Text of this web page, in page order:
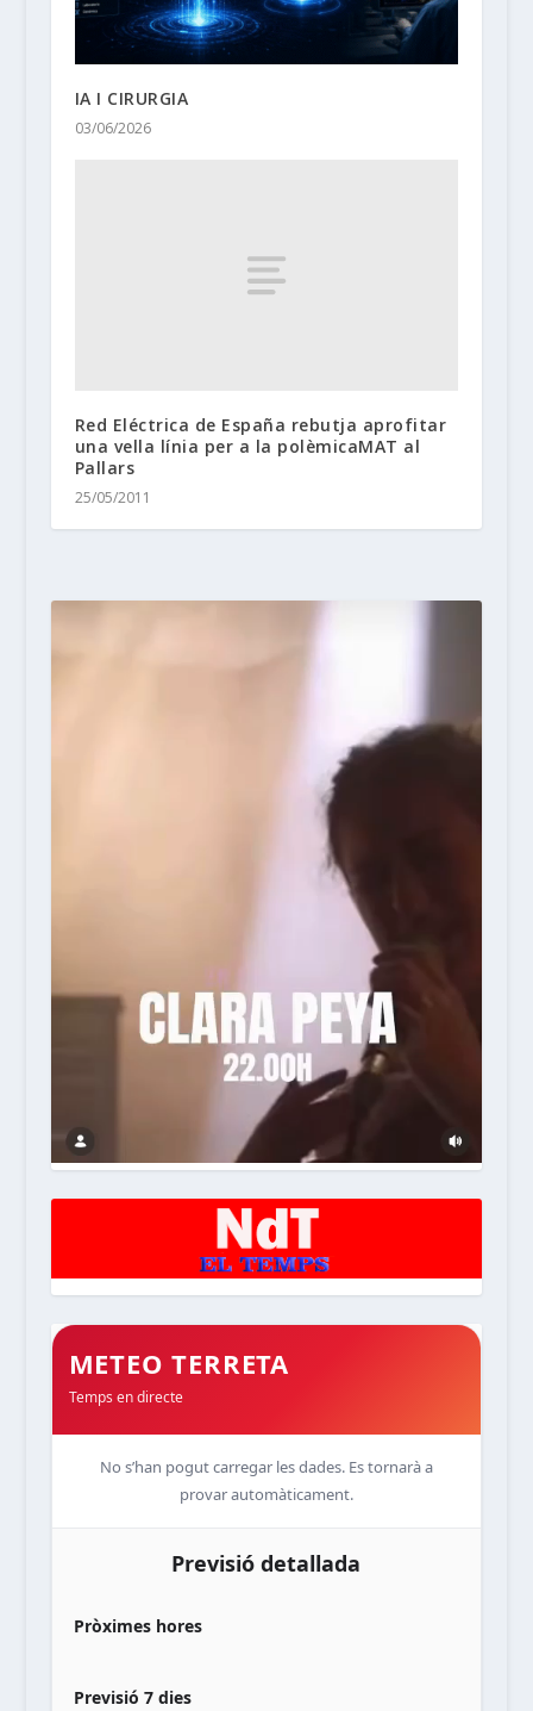
IA I CIRURGIA
03/06/2026
Red Eléctrica de España rebutja aprofitar
una vella línia per a la polèmicaMAT al
Pallars
25/05/2011
METEO TERRETA
Temps en directe
No s’han pogut carregar les dades. Es tornarà a
provar automàticament.
Previsió detallada
Pròximes hores
Previsió 7 dies